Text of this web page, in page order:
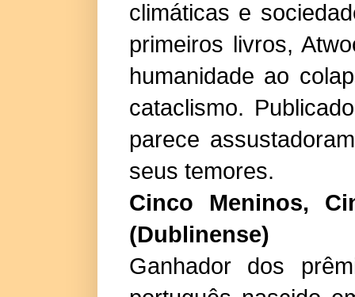
climáticas e
primeiros livros,
humanidade ao
cataclismo.
parece
seus temores.
Cinco Meninos,
(Dublinense)
Ganhador dos